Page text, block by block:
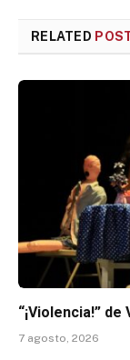
RELATED
“¡Violencia!”
7 agosto, 2026